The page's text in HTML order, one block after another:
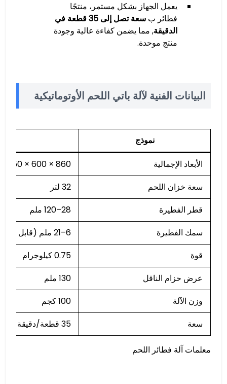
يعمل الجهاز بشكل مستمر، منتجًا
فطائر ب
سعة تصل إلى 35 قطعة في
الدقيقة, مما يضمن كفاءة عالية وجودة
منتج موحدة.
البيانات الفنية لآلة باتي اللحم الأوتوماتيكية
نموذج
الأبعاد الإجمالية
860 × 600 × 1350 ملم
سعة خزان اللحم
32 لتر
قطر الفطيرة
28–120 ملم
سمك الفطيرة
6–21 ملم (قابل للتعديل)
قوة
0.75 كيلوجرام
عرض حزام الناقل
130 ملم
وزن الآلة
100 كجم
سعة
35 قطعة/دقيقة
معلمات آلة فطائر اللحم